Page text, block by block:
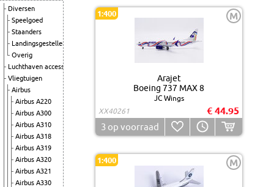
Diversen
Speelgoed
Staanders
Landingsgestellen
Overig
Luchthaven accessoires
Vliegtuigen
Airbus
Airbus A220
Airbus A300
Airbus A310
Airbus A318
Airbus A319
Airbus A320
Airbus A321
Airbus A330
1:400 M
Arajet
Boeing 737 MAX 8
JC Wings
XX40261
€ 44.95
3 op voorraad
1:400 M